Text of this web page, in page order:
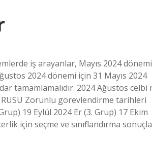
iş arayanlar, Mayıs 2024 dönemi
2024 dönemi için 31 Mayıs 2024
tamamlamalıdır. 2024 Ağustos celbi
Zorunlu görevlendirme tarihleri
19 Eylül 2024 Er (3. Grup) 17 Ekim
için seçme ve sınıflandırma